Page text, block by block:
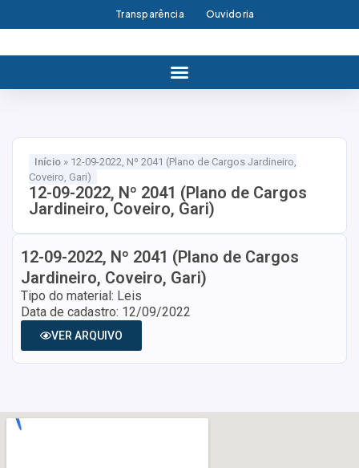
Transparência Ouvidoria
Início » 12-09-2022, Nº 2041 (Plano de Cargos Jardineiro,
Coveiro, Gari)
12-09-2022, Nº 2041 (Plano de Cargos
Jardineiro, Coveiro, Gari)
12-09-2022, Nº 2041 (Plano de Cargos
Jardineiro, Coveiro, Gari)
Tipo do material: Leis
Data de cadastro: 12/09/2022
VER ARQUIVO